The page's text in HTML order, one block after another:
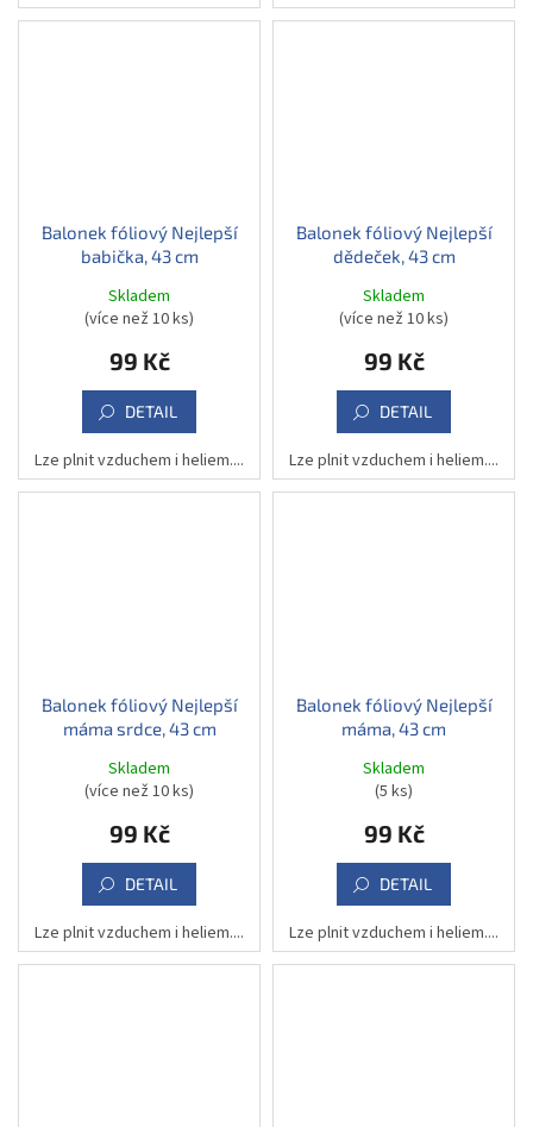
Balonek fóliový Nejlepší
babička, 43 cm
Skladem
(více než 10 ks)
99 Kč
DETAIL
Lze plnit vzduchem i heliem....
Balonek fóliový Nejlepší
dědeček, 43 cm
Skladem
(více než 10 ks)
99 Kč
DETAIL
Lze plnit vzduchem i heliem....
Balonek fóliový Nejlepší
máma srdce, 43 cm
Skladem
(více než 10 ks)
99 Kč
DETAIL
Lze plnit vzduchem i heliem....
Balonek fóliový Nejlepší
máma, 43 cm
Skladem
(5 ks)
99 Kč
DETAIL
Lze plnit vzduchem i heliem....